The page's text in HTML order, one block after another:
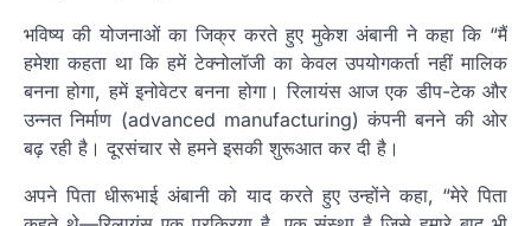
भविष्य की योजनाओं का जिक्र करते हुए मुकेश अंबानी ने कहा कि “मैं
हमेशा कहता था कि हमें टेक्नोलॉजी का केवल उपयोगकर्ता नहीं मालिक
बनना होगा, हमें इनोवेटर बनना होगा। रिलायंस आज एक डीप-टेक और
उन्नत निर्माण (advanced manufacturing) कंपनी बनने की ओर
बढ़ रही है। दूरसंचार से हमने इसकी शुरूआत कर दी है।
अपने पिता धीरूभाई अंबानी को याद करते हुए उन्होंने कहा, “मेरे पिता